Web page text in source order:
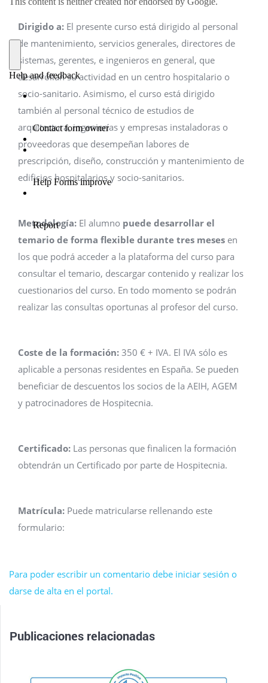
Dirigido a: El presente curso está dirigido al personal
de mantenimiento, servicios generales, directores de
sistemas, gerentes, e ingenieros en general, que
desarrollan su actividad en un centro hospitalario o
socio-sanitario. Asimismo, el curso está dirigido
también al personal técnico de estudios de
arquitectura, ingenierías y empresas instaladoras o
proveedoras que desempeñan labores de
prescripción, diseño, construcción y mantenimiento de
edificios hospitalarios y socio-sanitarios.
Metodología: El alumno puede desarrollar el
temario de forma flexible durante tres meses en
los que podrá acceder a la plataforma del curso para
consultar el temario, descargar contenido y realizar los
cuestionarios del curso. En todo momento se podrán
realizar las consultas oportunas al profesor del curso.
Coste de la formación: 350 € + IVA. El IVA sólo es
aplicable a personas residentes en España. Se pueden
beneficiar de descuentos los socios de la AEIH, AGEM
y patrocinadores de Hospitecnia.
Certificado: Las personas que finalicen la formación
obtendrán un Certificado por parte de Hospitecnia.
Matrícula: Puede matricularse rellenando este
formulario:
Para poder escribir un comentario debe iniciar sesión o
darse de alta en el portal.
Publicaciones relacionadas